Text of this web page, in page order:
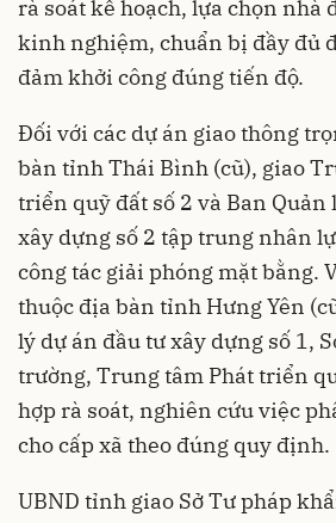
rà soát kế hoạch, lựa chọn nhà
kinh nghiệm, chuẩn bị đầy đủ
đảm khởi công đúng tiến độ.
Đối với các dự án giao thông
bàn tỉnh Thái Bình (cũ), giao
triển quỹ đất số 2 và Ban Quản
xây dựng số 2 tập trung nhân
công tác giải phóng mặt bằng.
thuộc địa bàn tỉnh Hưng Yên
lý dự án đầu tư xây dựng số 1,
trường, Trung tâm Phát triển
hợp rà soát, nghiên cứu việc
cho cấp xã theo đúng quy định.
UBND tỉnh giao Sở Tư pháp